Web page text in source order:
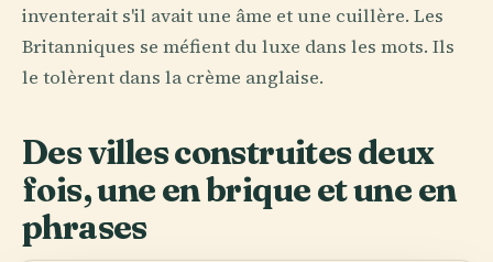
inventerait s'il avait une âme et une cuillère. Les
Britanniques se méfient du luxe dans les mots. Ils
le tolèrent dans la crème anglaise.
Des villes construites deux
fois, une en brique et une en
phrases